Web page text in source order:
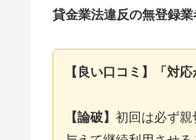
貸金業法違反の無登録業
【良い口コミ】「対
【論破】 初回は必ず